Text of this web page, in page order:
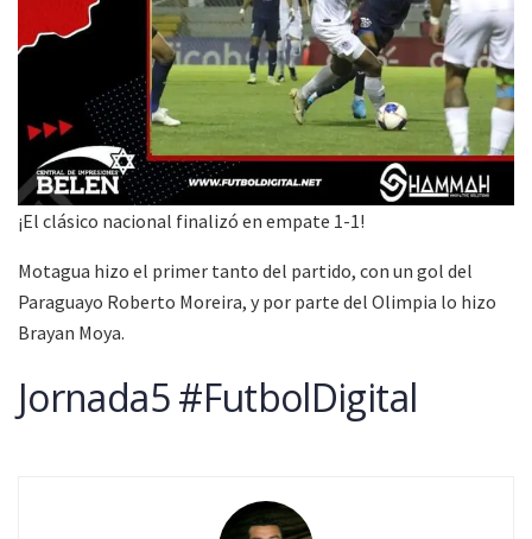
¡El clásico nacional finalizó en empate 1-1!
Motagua hizo el primer tanto del partido, con un gol del
Paraguayo Roberto Moreira, y por parte del Olimpia lo hizo
Brayan Moya.
Jornada5 #FutbolDigital